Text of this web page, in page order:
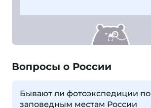
Вопросы о России
Бывают ли фотоэкспедиции по
заповедным местам России